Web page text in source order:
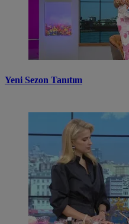
Yeni Sezon Tanıtım